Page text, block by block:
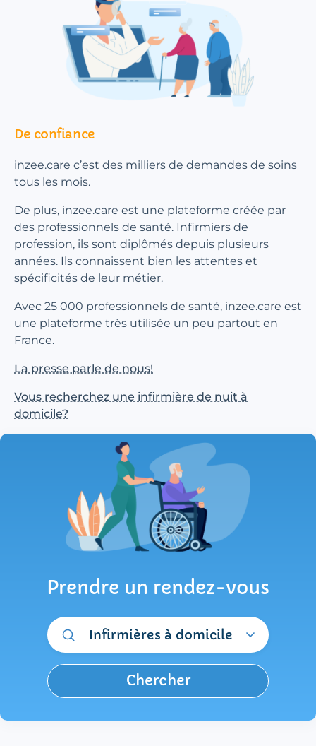
De confiance
inzee.care c’est des milliers de demandes de soins
tous les mois.
De plus, inzee.care est une plateforme créée par
des professionnels de santé. Infirmiers de
profession, ils sont diplômés depuis plusieurs
années. Ils connaissent bien les attentes et
spécificités de leur métier.
Avec 25 000 professionnels de santé, inzee.care est
une plateforme très utilisée un peu partout en
France.
La presse parle de nous!
Vous recherchez une infirmière de nuit à
domicile?
Prendre un rendez-vous
Infirmières à domicile
Chercher